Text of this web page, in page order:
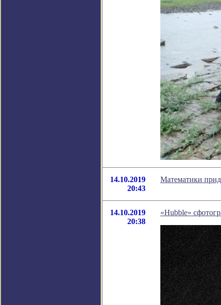
14.10.2019
20:43
Математики
14.10.2019
20:38
«Hubble»